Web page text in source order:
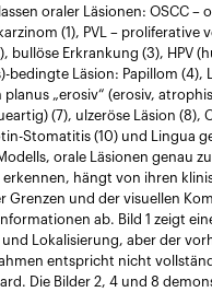
oraler Läsionen: OSCC –
(1), PVL – proliferative
bullöse Erkrankung (3), HPV
bedingte Läsion: Papillom (4),
„erosiv“ (erosiv,
(7), ulzeröse Läsion (8),
Stomatitis (10) und Lingua
orale Läsionen genau
erkennen, hängt von ihren
Grenzen und der visuellen
ab. Bild 1 zeigt
und Lokalisierung, aber der
entspricht nicht
Die Bilder 2, 4 und 8